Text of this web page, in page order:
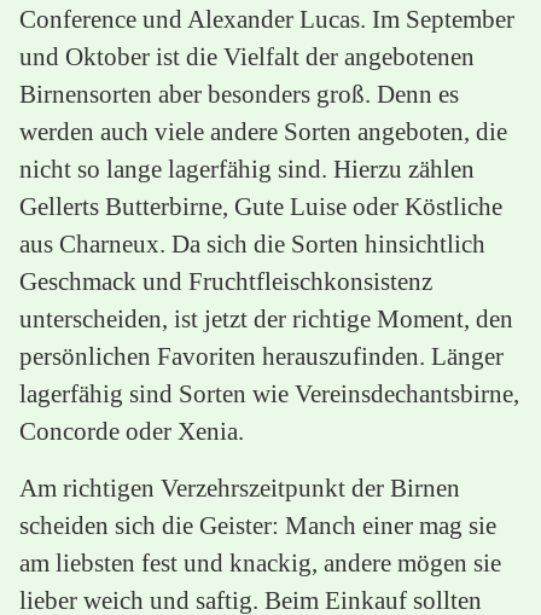
Conference und Alexander Lucas. Im September
und Oktober ist die Vielfalt der angebotenen
Birnensorten aber besonders groß. Denn es
werden auch viele andere Sorten angeboten, die
nicht so lange lagerfähig sind. Hierzu zählen
Gellerts Butterbirne, Gute Luise oder Köstliche
aus Charneux. Da sich die Sorten hinsichtlich
Geschmack und Fruchtfleischkonsistenz
unterscheiden, ist jetzt der richtige Moment, den
persönlichen Favoriten herauszufinden. Länger
lagerfähig sind Sorten wie Vereinsdechantsbirne,
Concorde oder Xenia.
Am richtigen Verzehrszeitpunkt der Birnen
scheiden sich die Geister: Manch einer mag sie
am liebsten fest und knackig, andere mögen sie
lieber weich und saftig. Beim Einkauf sollten